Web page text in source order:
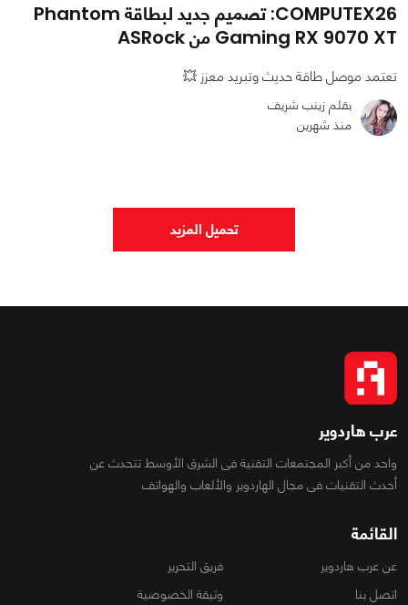
COMPUTEX26: تصميم جديد لبطاقة Phantom
Gaming RX 9070 XT من ASRock
تعتمد موصل طاقة حديث وتبريد معزز 💥
بقلم زينب شريف
منذ شهرين
تحميل المزيد
عرب هاردوير
واحد من أكبر المجتمعات التقنية فى الشرق الأوسط تتحدث عن
أحدث التقنيات فى مجال الهاردوير والألعاب والهواتف
القائمة
عن عرب هاردوير
فريق التحرير
اتصل بنا
وثيقة الخصوصية